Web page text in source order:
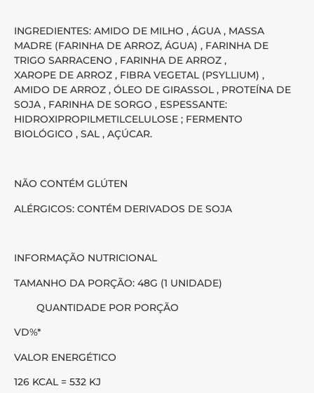
INGREDIENTES: AMIDO DE MILHO , ÁGUA , MASSA
MADRE (FARINHA DE ARROZ, ÁGUA) , FARINHA DE
TRIGO SARRACENO , FARINHA DE ARROZ ,
XAROPE DE ARROZ , FIBRA VEGETAL (PSYLLIUM) ,
AMIDO DE ARROZ , ÓLEO DE GIRASSOL , PROTEÍNA DE
SOJA , FARINHA DE SORGO , ESPESSANTE:
HIDROXIPROPILMETILCELULOSE ; FERMENTO
BIOLÓGICO , SAL , AÇÚCAR.
NÃO CONTÉM GLÚTEN
ALÉRGICOS: CONTÉM DERIVADOS DE SOJA
INFORMAÇÃO NUTRICIONAL
TAMANHO DA PORÇÃO: 48G (1 UNIDADE)
QUANTIDADE POR PORÇÃO
VD%*
VALOR ENERGÉTICO
126 KCAL = 532 KJ